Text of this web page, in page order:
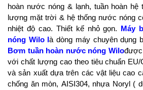
hoàn nước nóng & lạnh, tuần hoàn hệ
lượng mặt trời & hệ thống nước nóng
nhiệt độ cao. Thiết kế nhỏ gọn. Máy
nóng Wilo là dòng máy chuyên dụng
Bơm tuần hoàn nước nóng Wilođược
với chất lượng cao theo tiêu chuẩn
và sản xuất dựa trên các vật liệu cao
chống ăn mòn, AISI304, nhựa Noryl (